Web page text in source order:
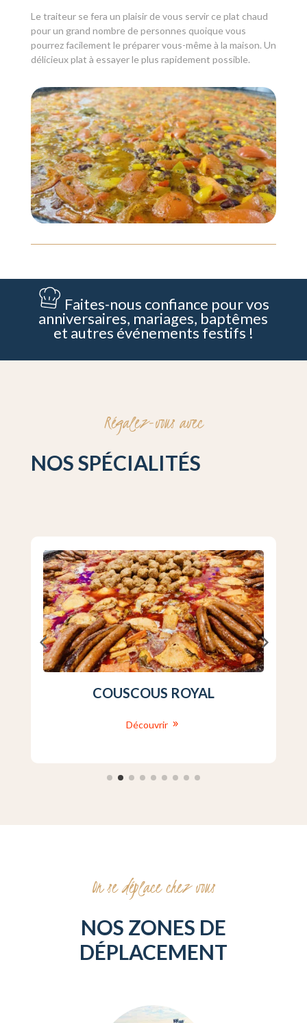
Le traiteur se fera un plaisir de vous servir ce plat chaud
pour un grand nombre de personnes quoique vous
pourrez facilement le préparer vous-même à la maison. Un
délicieux plat à essayer le plus rapidement possible.
Faites-nous confiance pour vos
anniversaires, mariages, baptêmes
et autres événements festifs !
Régalez-vous avec
NOS SPÉCIALITÉS
COUSCOUS ROYAL
Découvrir
On se déplace chez vous
NOS ZONES DE
DÉPLACEMENT